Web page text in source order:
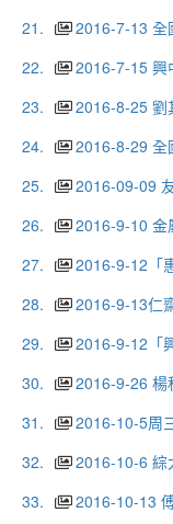
21.
2016-7-13 全
22.
2016-7-15 興
23.
2016-8-25 劉
24.
2016-8-29 全
25.
2016-09-09
26.
2016-9-10 金
27.
2016-9-12「
28.
2016-9-13仁
29.
2016-9-12「
30.
2016-9-26 楊
31.
2016-10-5周
32.
2016-10-6 綜
33.
2016-10-13